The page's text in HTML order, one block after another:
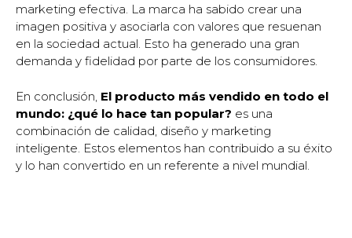
marketing efectiva. La marca ha sabido crear una
imagen positiva y asociarla con valores que resuenan
en la sociedad actual. Esto ha generado una gran
demanda y fidelidad por parte de los consumidores.
En conclusión, El producto más vendido en todo el
mundo: ¿qué lo hace tan popular? es una
combinación de calidad, diseño y marketing
inteligente. Estos elementos han contribuido a su éxito
y lo han convertido en un referente a nivel mundial.